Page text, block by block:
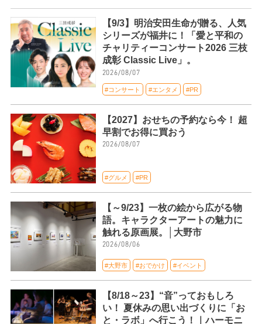
【9/3】明治安田生命が贈る、人気
シリーズが福井に！「愛と平和の
チャリティーコンサート2026 三枝
成彰 Classic Live」。
2026/08/07
#コンサート #エンタメ #PR
【2027】おせちの予約なら今！ 超
早割でお得に買おう
2026/08/07
#グルメ #PR
【～9/23】一枚の絵から広がる物
語。キャラクターアートの魅力に
触れる原画展。│大野市
2026/08/06
#大野市 #おでかけ #イベント
【8/18～23】“音”っておもしろ
い！ 夏休みの思い出づくりに「お
と・ラボ」へ行こう！｜ハーモニ